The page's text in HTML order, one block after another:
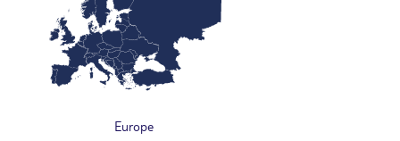
Europe